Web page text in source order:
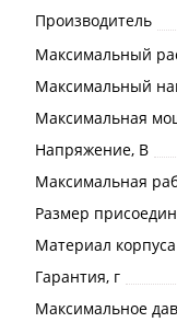
Производитель
Максимальный
Максимальный
Максимальная
Напряжение, В
Максимальная
Размер
Материал корпуса
Гарантия, г
Максимальное